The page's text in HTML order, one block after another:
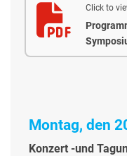
Click to
Montag, den
Konzert -und